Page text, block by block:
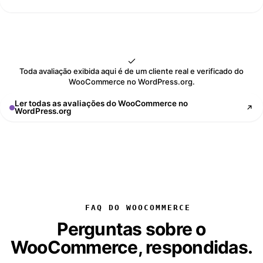
Toda avaliação exibida aqui é de um cliente real e verificado do
WooCommerce no WordPress.org.
Ler todas as avaliações do WooCommerce no
WordPress.org
FAQ DO WOOCOMMERCE
Perguntas sobre o
WooCommerce, respondidas.